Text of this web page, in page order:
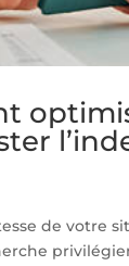
de votre